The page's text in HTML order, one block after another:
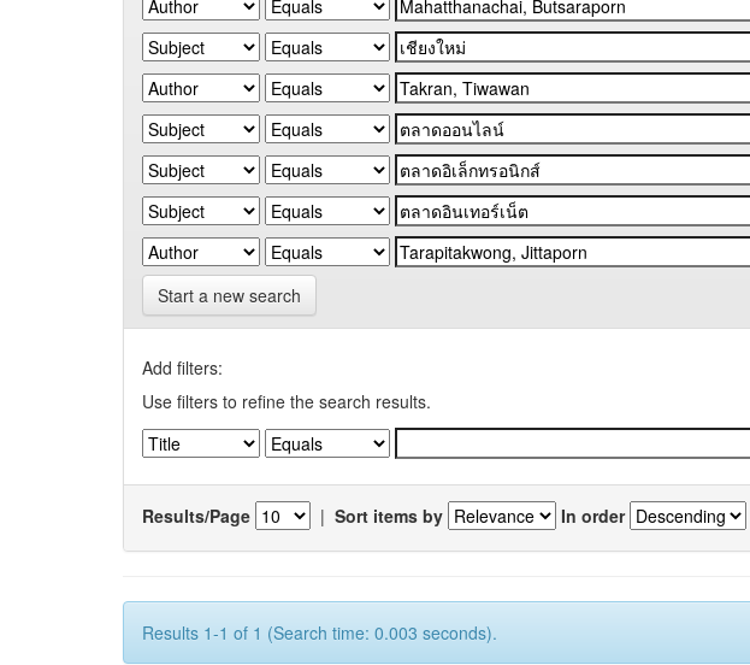
Start a new search
Add filters:
Use filters to refine the search results.
Results/Page | Sort items by In order
Results 1-1 of 1 (Search time: 0.003 seconds).